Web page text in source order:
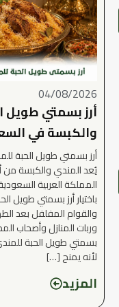
04/08/2026
أرز بسمتي طويل
والكبسة في
أرز بسمتي طويل الحبة
يُعد المندي والكبسة من
المملكة العربية
باختيار أرز بسمتي طويل
والقوام المفلفل بعد
وربات المنازل وأصحاب
بسمتي طويل الحبة
لأنه يمنح […]
المزيد